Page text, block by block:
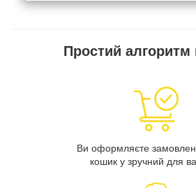
Простий алгоритм
Ви оформляєте
кошик у зручний для